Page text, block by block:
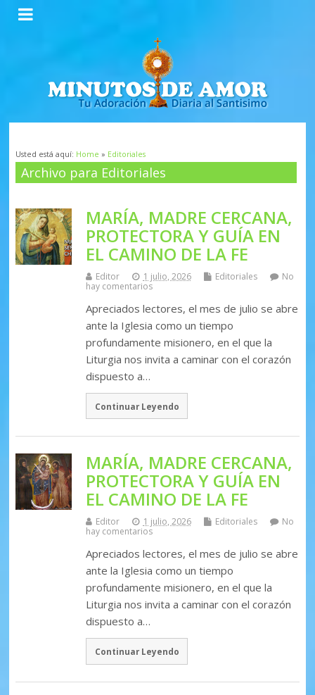
Usted está aquí: Home » Editoriales
Archivo para Editoriales
MARÍA, MADRE CERCANA,
PROTECTORA Y GUÍA EN
EL CAMINO DE LA FE
Editor 1 julio, 2026 Editoriales
No
hay comentarios
Apreciados lectores, el mes de julio se abre
ante la Iglesia como un tiempo
profundamente misionero, en el que la
Liturgia nos invita a caminar con el corazón
dispuesto a…
Continuar Leyendo
MARÍA, MADRE CERCANA,
PROTECTORA Y GUÍA EN
EL CAMINO DE LA FE
Editor 1 julio, 2026 Editoriales
No
hay comentarios
Apreciados lectores, el mes de julio se abre
ante la Iglesia como un tiempo
profundamente misionero, en el que la
Liturgia nos invita a caminar con el corazón
dispuesto a…
Continuar Leyendo